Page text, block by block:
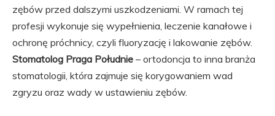
zębów przed dalszymi uszkodzeniami. W ramach tej
profesji wykonuje się wypełnienia, leczenie kanałowe i
ochronę próchnicy, czyli fluoryzację i lakowanie zębów.
Stomatolog Praga Południe – ortodoncja to inna branża
stomatologii, która zajmuje się korygowaniem wad
zgryzu oraz wady w ustawieniu zębów.